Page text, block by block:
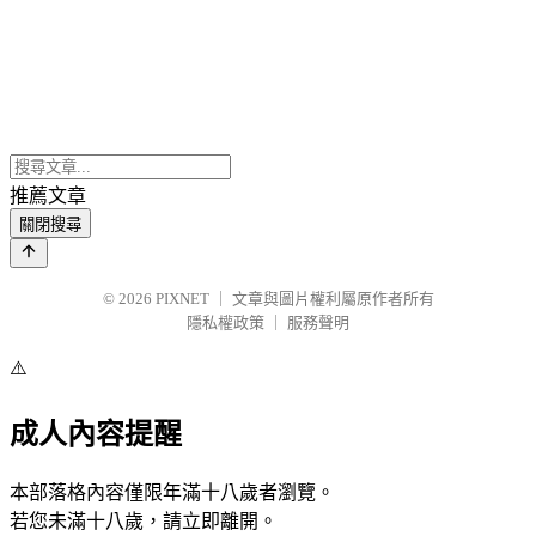
推薦文章
關閉搜尋
© 2026 PIXNET
文章與圖片權利屬原作者所有
隱私權政策
服務聲明
⚠️
成人內容提醒
本部落格內容僅限年滿十八歲者瀏覽。
若您未滿十八歲，請立即離開。